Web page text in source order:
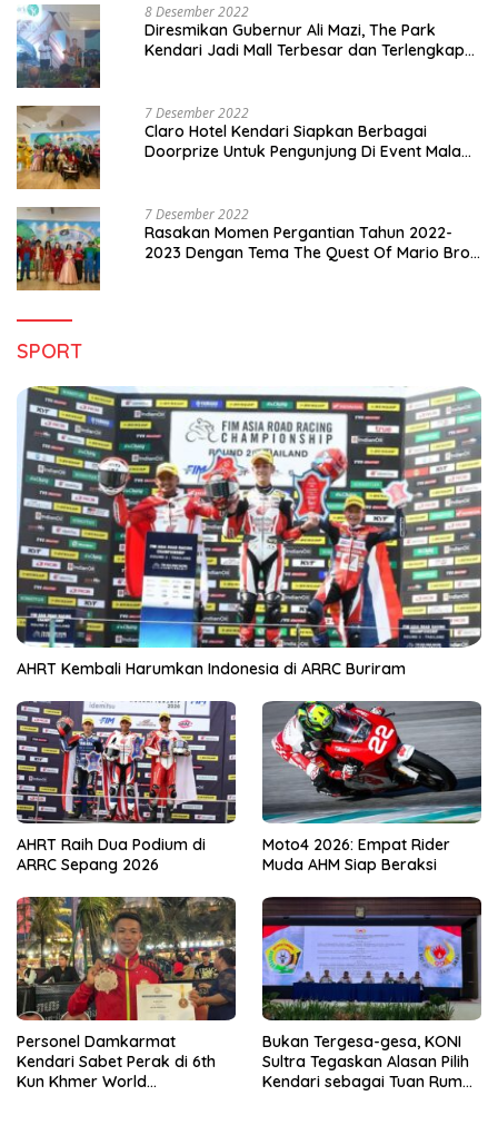
8 Desember 2022
Diresmikan Gubernur Ali Mazi, The Park
Kendari Jadi Mall Terbesar dan Terlengkap
7 Desember 2022
Claro Hotel Kendari Siapkan Berbagai
Doorprize Untuk Pengunjung Di Event Malam
7 Desember 2022
Rasakan Momen Pergantian Tahun 2022-
2023 Dengan Tema The Quest Of Mario Bros
SPORT
AHRT Kembali Harumkan Indonesia di ARRC Buriram
AHRT Raih Dua Podium di
ARRC Sepang 2026
Moto4 2026: Empat Rider
Muda AHM Siap Beraksi
Personel Damkarmat
Kendari Sabet Perak di 6th
Kun Khmer World
Bukan Tergesa-gesa, KONI
Sultra Tegaskan Alasan Pilih
Kendari sebagai Tuan Rumah